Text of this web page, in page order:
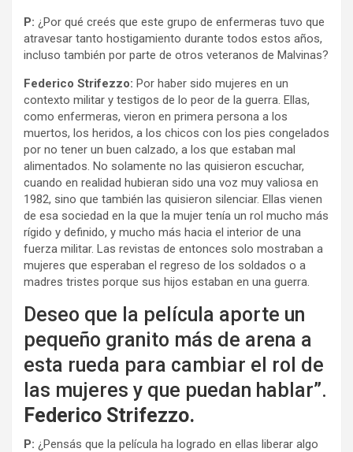
P: ¿Por qué creés que este grupo de enfermeras tuvo que
atravesar tanto hostigamiento durante todos estos años,
incluso también por parte de otros veteranos de Malvinas?
Federico Strifezzo: Por haber sido mujeres en un
contexto militar y testigos de lo peor de la guerra. Ellas,
como enfermeras, vieron en primera persona a los
muertos, los heridos, a los chicos con los pies congelados
por no tener un buen calzado, a los que estaban mal
alimentados. No solamente no las quisieron escuchar,
cuando en realidad hubieran sido una voz muy valiosa en
1982, sino que también las quisieron silenciar. Ellas vienen
de esa sociedad en la que la mujer tenía un rol mucho más
rígido y definido, y mucho más hacia el interior de una
fuerza militar. Las revistas de entonces solo mostraban a
mujeres que esperaban el regreso de los soldados o a
madres tristes porque sus hijos estaban en una guerra.
Deseo que la película aporte un
pequeño granito más de arena a
esta rueda para cambiar el rol de
las mujeres y que puedan hablar”.
Federico Strifezzo.
P: ¿Pensás que la película ha logrado en ellas liberar algo